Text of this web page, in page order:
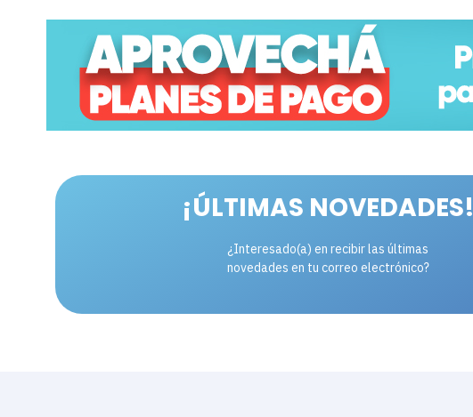
¡ÚLTIMAS NOVEDADES!
¿Interesado(a) en recibir las últimas
novedades en tu correo electrónico?